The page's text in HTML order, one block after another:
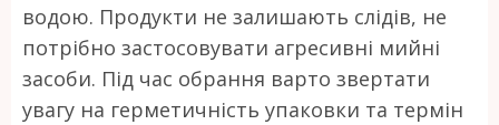
водою. Продукти не залишають слідів, не
потрібно застосовувати агресивні мийні
засоби. Під час обрання варто звертати
увагу на герметичність упаковки та термін